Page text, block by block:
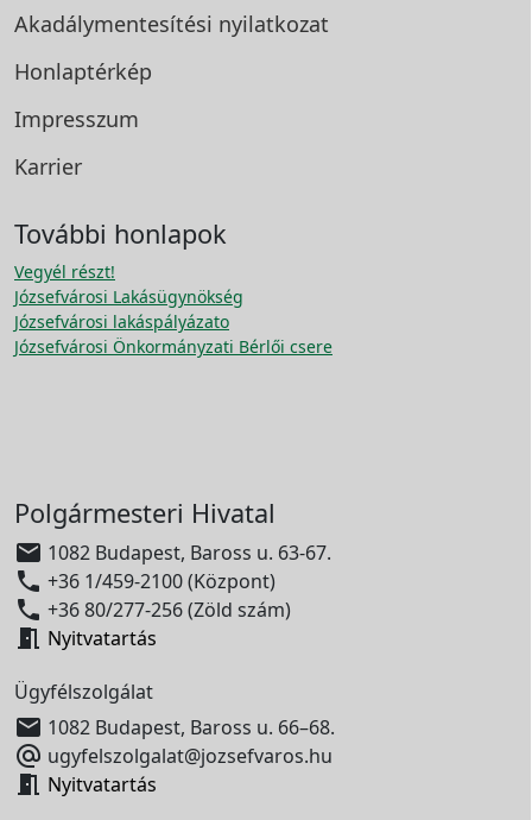
Akadálymentesítési nyilatkozat
Honlaptérkép
Impresszum
Karrier
További honlapok
Vegyél részt!
Józsefvárosi Lakásügynökség
Józsefvárosi lakáspályázato
Józsefvárosi Önkormányzati Bérlői csere
Polgármesteri Hivatal
 1082 Budapest, Baross u. 63-67.
 +36 1/459-2100 (Központ)
 +36 80/277-256 (Zöld szám)
 Nyitvatartás
Ügyfélszolgálat
 1082 Budapest, Baross u. 66–68.
 ugyfelszolgalat@jozsefvaros.hu
 Nyitvatartás